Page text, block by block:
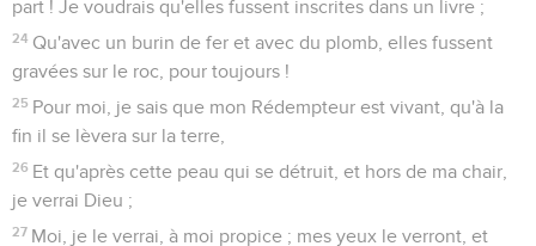
part ! Je voudrais qu'elles fussent inscrites dans un livre ;
24 Qu'avec un burin de fer et avec du plomb, elles fussent
gravées sur le roc, pour toujours !
25 Pour moi, je sais que mon Rédempteur est vivant, qu'à la
fin il se lèvera sur la terre,
26 Et qu'après cette peau qui se détruit, et hors de ma chair,
je verrai Dieu ;
27 Moi, je le verrai, à moi propice ; mes yeux le verront, et